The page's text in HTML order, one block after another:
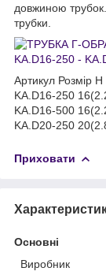
довжиною
трубки.
Артикул Розмір
KA.D16-250
KA.D16-500
KA.D20-250
Приховати
Основні
Виробник